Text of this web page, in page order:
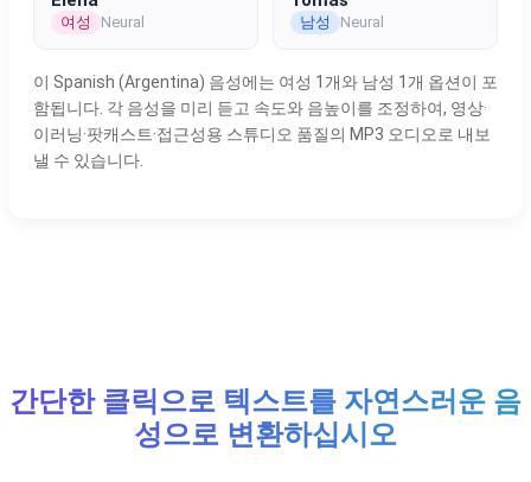
여성 Neural 남성 Neural
이 Spanish (Argentina) 음성에는 여성 1개와 남성 1개 옵션이 포
함됩니다. 각 음성을 미리 듣고 속도와 음높이를 조정하여, 영상·
이러닝·팟캐스트·접근성용 스튜디오 품질의 MP3 오디오로 내보
낼 수 있습니다.
간단한 클릭으로 텍스트를 자연스러운 음
성으로 변환하십시오